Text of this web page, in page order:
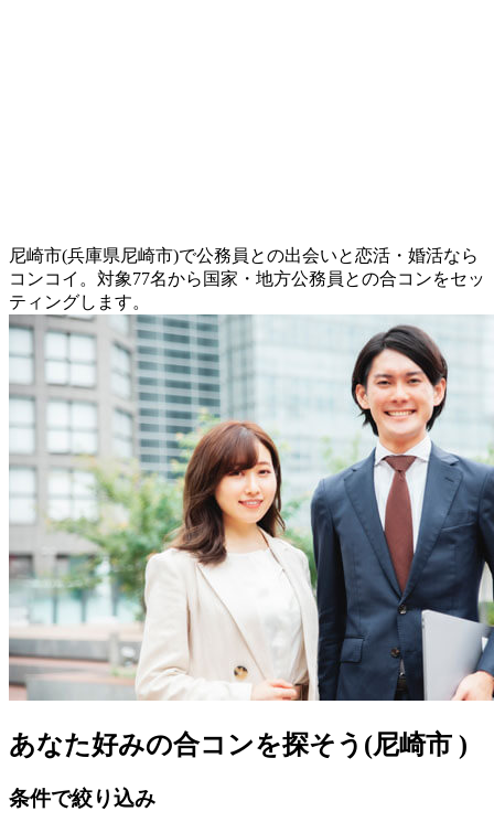
尼崎市(兵庫県尼崎市)で公務員との出会いと恋活・婚活なら
コンコイ。対象77名から国家・地方公務員との合コンをセッ
ティングします。
あなた好みの合コンを探そう(尼崎市 )
条件で絞り込み